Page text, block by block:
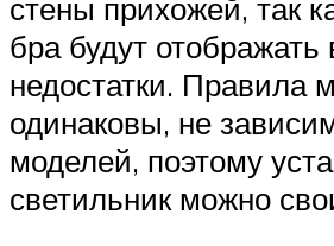
стены прихожей, так
бра будут отображать
недостатки. Правила
одинаковы, не
моделей, поэтому
светильник можно